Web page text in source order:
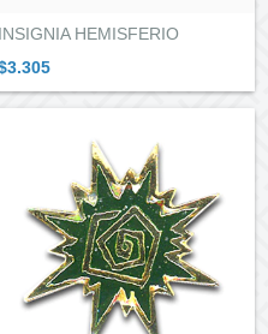
INSIGNIA HEMISFERIO